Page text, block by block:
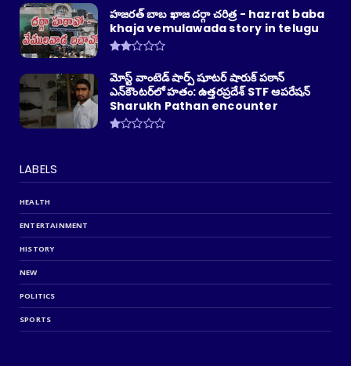
హజరత్ బాబ ఖాజ దర్గా చరిత్ర - hazrat baba
khaja vemulawada story in telugu
మోస్ట్ వాంటెడ్ షార్ప్ షూటర్ షారుక్ పఠాన్
ఎన్‌కౌంటర్‌లో హతం: ఉత్తరప్రదేశ్ STF ఆపరేషన్
Sharukh Pathan encounter
LABELS
HEALTH
ENTERTAINMENT
HISTORY
NEW
POLITICS
SPORTS